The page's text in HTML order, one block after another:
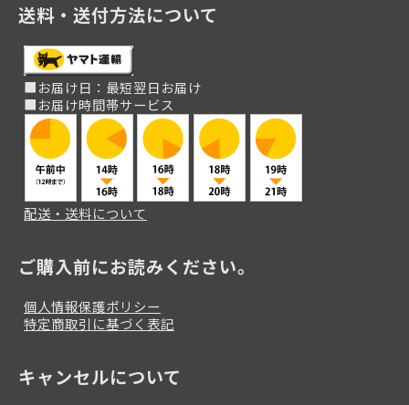
送料・送付方法について
■お届け日：最短翌日お届け
■お届け時間帯サービス
配送・送料について
ご購入前にお読みください。
個人情報保護ポリシー
特定商取引に基づく表記
キャンセルについて